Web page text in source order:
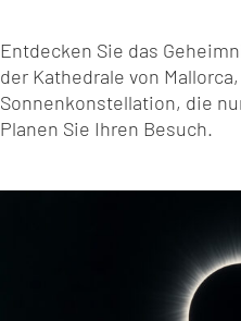
Entdecken Sie das
der Kathedrale von
Sonnenkonstellation, die
Planen Sie Ihren Besuch.